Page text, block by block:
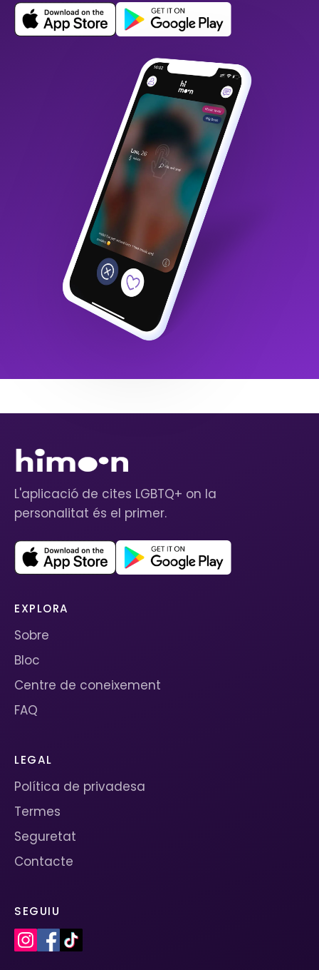
L'aplicació de cites LGBTQ+ on la
personalitat és el primer.
EXPLORA
Sobre
Bloc
Centre de coneixement
FAQ
LEGAL
Política de privadesa
Termes
Seguretat
Contacte
SEGUIU